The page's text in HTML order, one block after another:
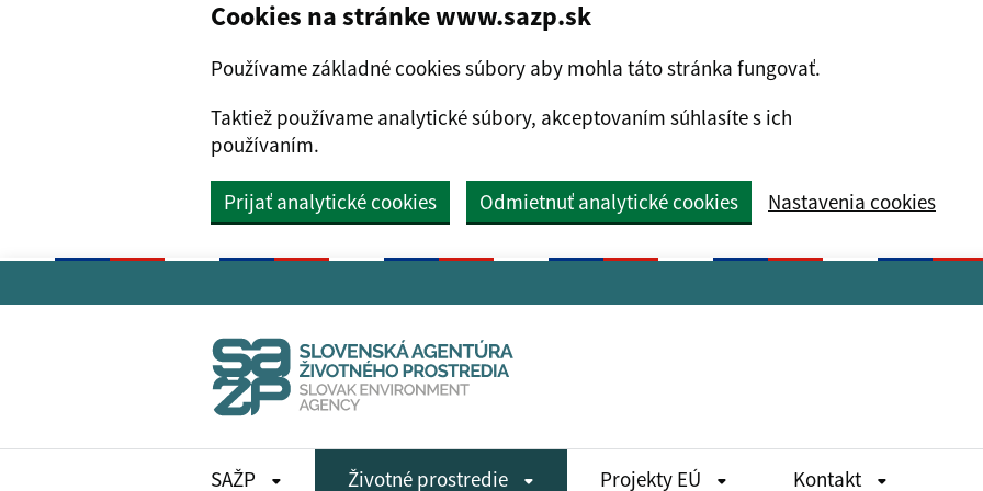
Cookies na stránke www.sazp.sk
Používame základné cookies súbory aby mohla táto stránka fungovať.
Taktiež používame analytické súbory, akceptovaním súhlasíte s ich
používaním.
Prijať analytické cookies Odmietnuť analytické cookies Nastavenia cookies
SAŽP Životné prostredie Projekty EÚ Kontakt